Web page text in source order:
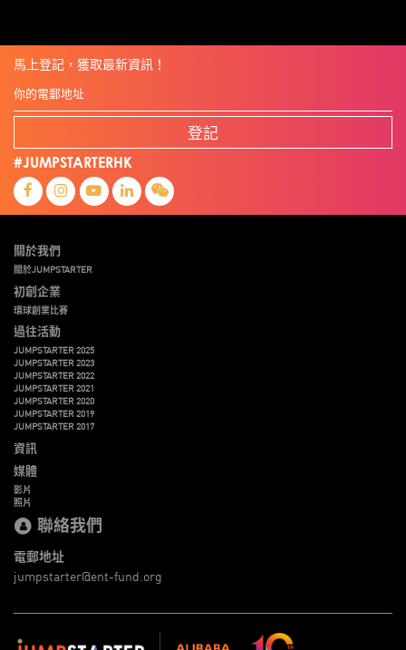
馬上登記，獲取最新資訊！
登記
#JUMPSTARTERHK
關於我們
關於JUMPSTARTER
初創企業
環球創業比賽
過往活動
JUMPSTARTER 2025
JUMPSTARTER 2023
JUMPSTARTER 2022
JUMPSTARTER 2021
JUMPSTARTER 2020
JUMPSTARTER 2019
JUMPSTARTER 2017
資訊
媒體
影片
照片
聯絡我們
電郵地址
jumpstarter@ent-fund.org